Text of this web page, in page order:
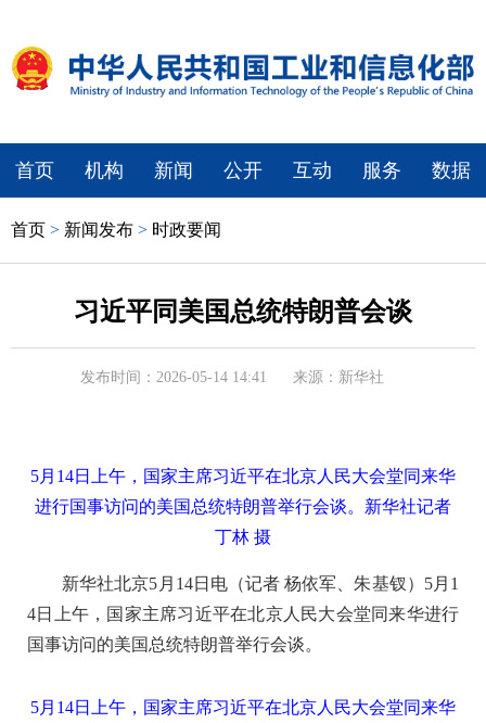
首页 机构 新闻 公开 互动 服务 数据
首页 > 新闻发布 > 时政要闻
习近平同美国总统特朗普会谈
发布时间：2026-05-14 14:41 来源：新华社
5月14日上午，国家主席习近平在北京人民大会堂同来华
进行国事访问的美国总统特朗普举行会谈。新华社记者
丁林 摄
新华社北京5月14日电（记者 杨依军、朱基钗）5月1
4日上午，国家主席习近平在北京人民大会堂同来华进行
国事访问的美国总统特朗普举行会谈。
5月14日上午，国家主席习近平在北京人民大会堂同来华